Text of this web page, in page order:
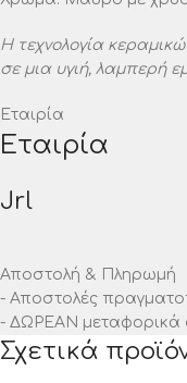
Η τεχνολογία
σε μια υγιή, λαμπερή
Εταιρία
Εταιρία
Jrl
Αποστολή & Πληρωμή
- Αποστολές
- ΔΩΡΕΑΝ μεταφορικά
Σχετικά